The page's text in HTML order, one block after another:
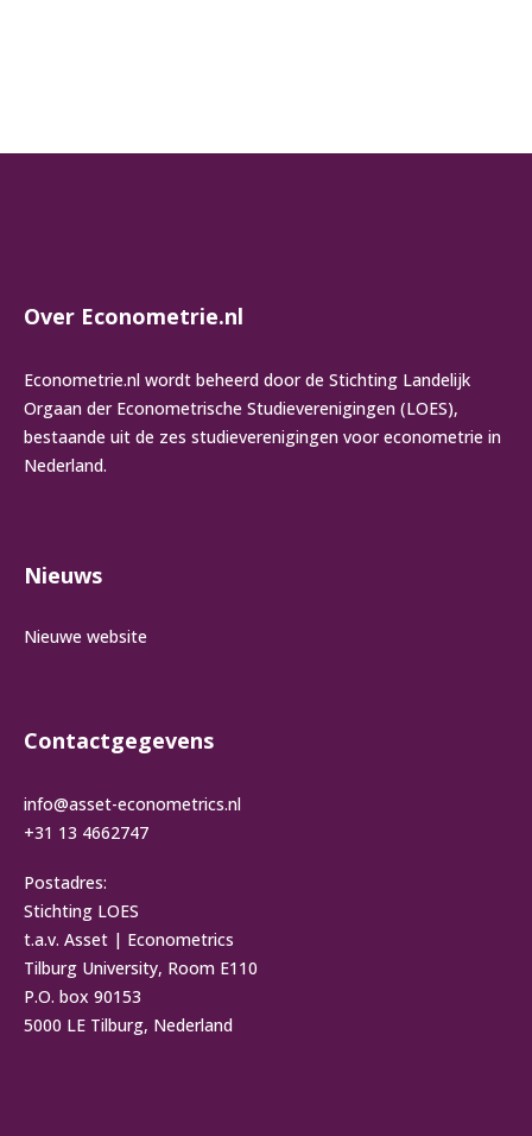
Over Econometrie.nl
Econometrie.nl wordt beheerd door de Stichting Landelijk
Orgaan der Econometrische Studieverenigingen (LOES),
bestaande uit de zes studieverenigingen voor econometrie in
Nederland.
Nieuws
Nieuwe website
Contactgegevens
info@asset-econometrics.nl
+31 13 4662747
Postadres:
Stichting LOES
t.a.v. Asset | Econometrics
Tilburg University, Room E110
P.O. box 90153
5000 LE Tilburg, Nederland